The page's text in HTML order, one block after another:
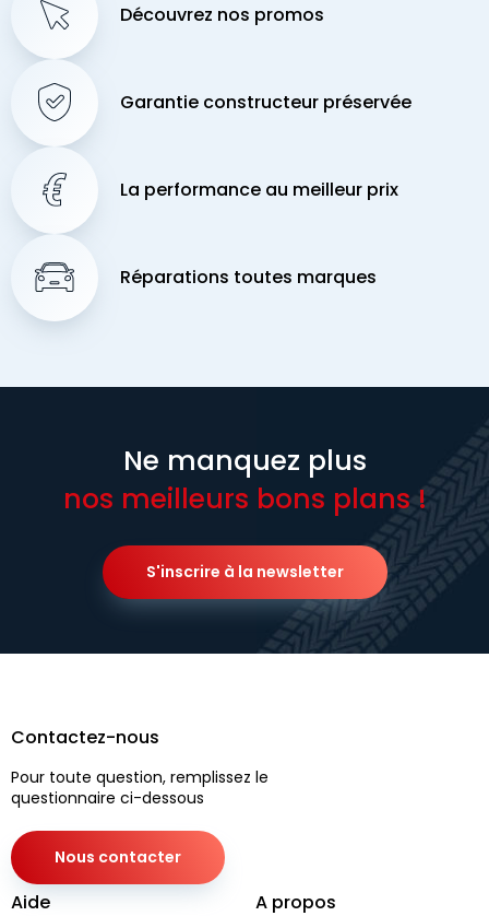
Découvrez nos promos
Garantie constructeur préservée
La performance au meilleur prix
Réparations toutes marques
Ne manquez plus
nos meilleurs bons plans !
S'inscrire à la newsletter
Contactez-nous
Pour toute question, remplissez le
questionnaire ci-dessous
Nous contacter
Aide A propos